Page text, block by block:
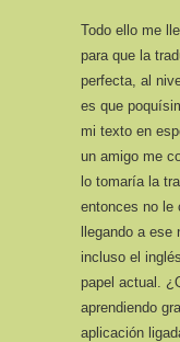
Todo ello me
para que la
perfecta, al
es que
mi texto en
un amigo me
lo tomaría la
entonces no le
llegando a
incluso el
papel actual.
aprendiendo
aplicación